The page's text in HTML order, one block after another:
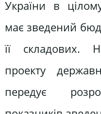
України в
має зведений
її складових.
проекту
передує